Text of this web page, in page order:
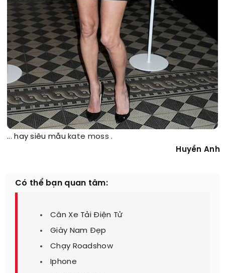
... hay siêu mẫukate moss .
Huyền Anh
Có thể bạn quan tâm:
Cân Xe Tải Điện Tử
Giày Nam Đẹp
Chạy Roadshow
Iphone